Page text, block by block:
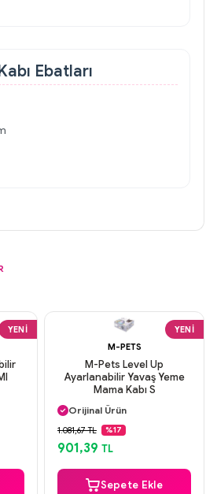
Ebatları
YENI
YENI
M-PETS
M-Pets Level Up
Ayarlanabilir Yavaş Yeme
Mama Kabı S
Aynı Gün Kargo
Orijinal Ürün
Güvenli Ödeme
Aynı Gün Kargo
1.081,67 TL %17
901,39 TL
Sepete Ekle